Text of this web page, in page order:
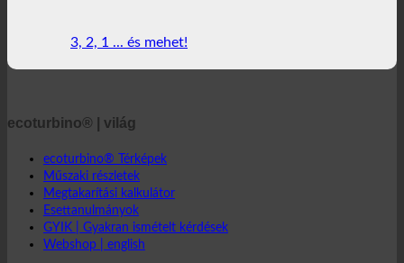
ecoturbino® Térképek
Műszaki részletek
Megtakarítási kalkulátor
Esettanulmányok
GYIK | Gyakran ismételt kérdések